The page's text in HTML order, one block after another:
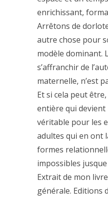
enrichissant,
Arrêtons de
autre chose pour
modèle dominant.
s’affranchir de
maternelle, n’est
Et si cela peut être,
entière qui
véritable pour les
adultes qui en ont
formes
impossibles
Extrait de mon
générale. Editions